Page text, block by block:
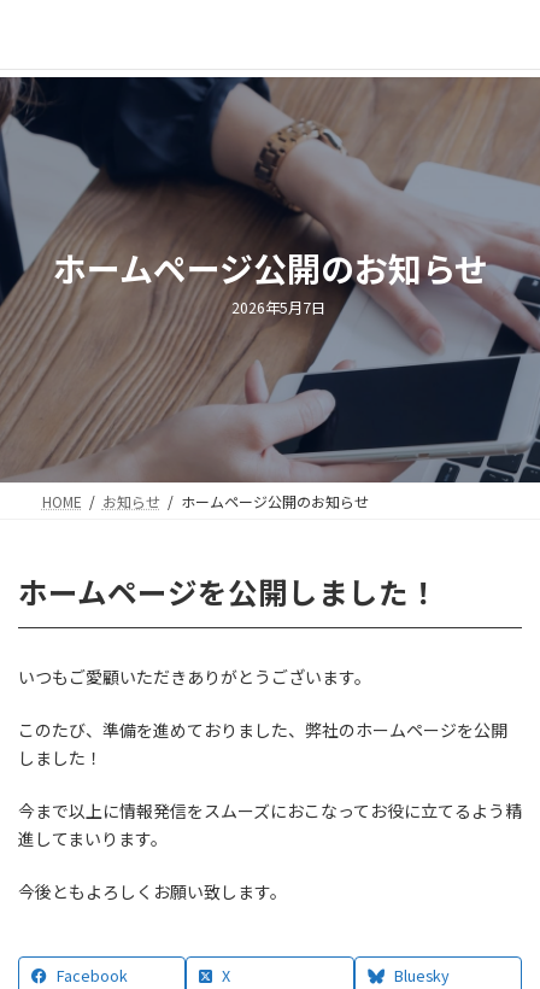
ン
ツ
へ
ス
キ
ッ
プ
ー
シ
ョ
ン
に
移
動
ホームページ公開のお知らせ
2026年5月7日
HOME お知らせ ホームページ公開のお知らせ
ホームページを公開しました！
いつもご愛顧いただきありがとうございます。
このたび、準備を進めておりました、弊社のホームページを公開
しました！
今まで以上に情報発信をスムーズにおこなってお役に立てるよう精
進してまいります。
今後ともよろしくお願い致します。
Facebook X
Bluesky